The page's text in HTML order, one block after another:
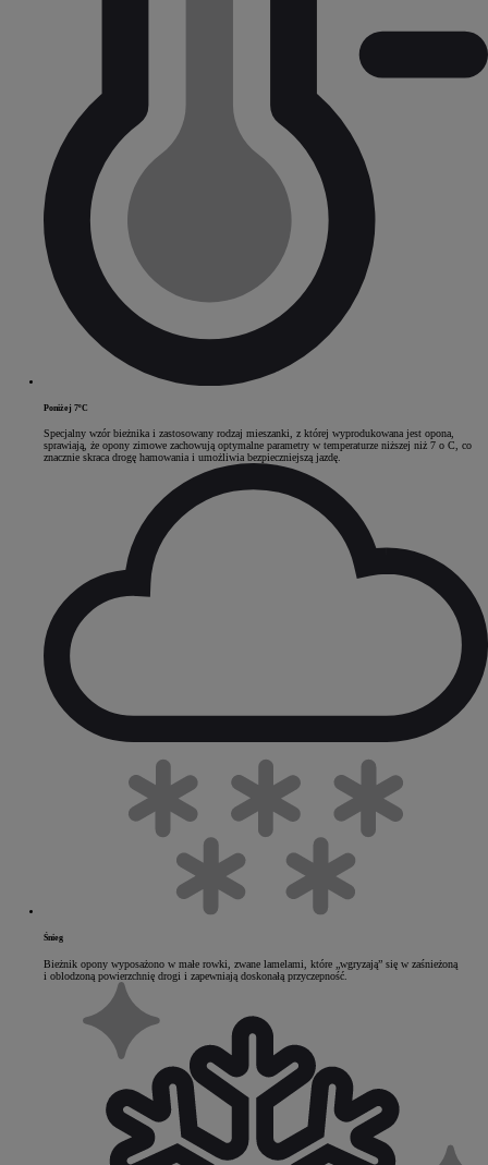
Poniżej 7ºC
Specjalny wzór bieżnika i zastosowany rodzaj mieszanki, z której wyprodukowana jest opona,
sprawiają, że opony zimowe zachowują optymalne parametry w temperaturze niższej niż 7 o C, co
znacznie skraca drogę hamowania i umożliwia bezpieczniejszą jazdę.
Śnieg
Bieżnik opony wyposażono w małe rowki, zwane lamelami, które „wgryzają” się w zaśnieżoną
i oblodzoną powierzchnię drogi i zapewniają doskonałą przyczepność.